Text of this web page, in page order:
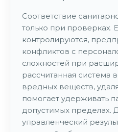
Соответствие
только при проверках.
контролируются,
конфликтов с
сложностей при
рассчитанная система
вредных веществ,
помогает удерживать
допустимых пределах.
управленческий